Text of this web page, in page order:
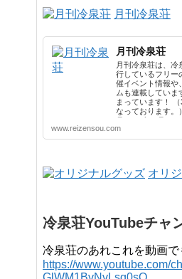
月刊冷泉荘
月刊冷泉荘
月刊冷泉荘は、冷
行しているフリー
催イベント情報や
ムも連載していま
まっています！
なっております。
2025年 3月 2023
年 4月 〜 2023年
年 4月 〜 2018年
3月 2015年 4月 〜
www.reizensou.com
オリ
冷泉荘YouTubeチャ
冷泉荘のあれこれを動画
https://www.youtube.com/